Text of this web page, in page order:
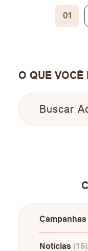
01
O QUE VOCÊ
Campanhas
Notícias (15)